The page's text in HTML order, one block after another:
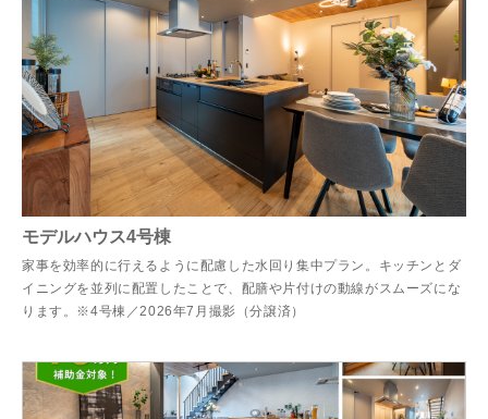
モデルハウス4号棟
家事を効率的に行えるように配慮した水回り集中プラン。キッチンとダ
イニングを並列に配置したことで、配膳や片付けの動線がスムーズにな
ります。※4号棟／2026年7月撮影（分譲済）